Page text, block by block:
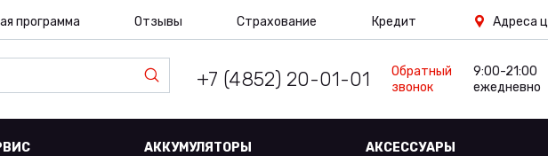
программа Отзывы Страхование Кредит Адреса
+7 (4852) 20-01-01
Обратный
звонок
9:00-21:00
ежедневно
АККУМУЛЯТОРЫ АКСЕССУАРЫ